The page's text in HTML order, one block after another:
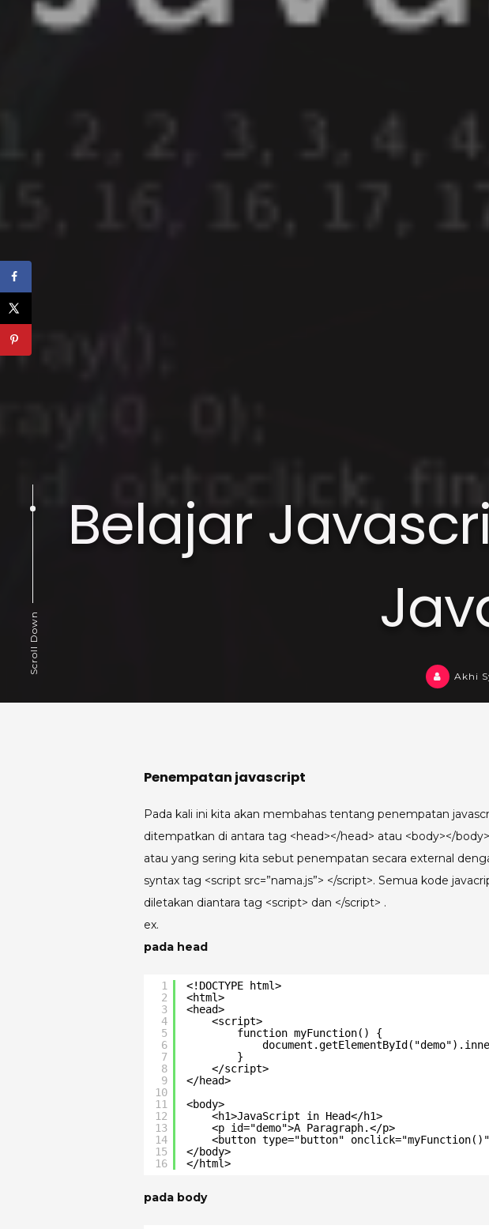
Belajar
Akhi
Scroll Down
Penempatan javascript
Pada kali ini kita akan membahas tentang penempatan
ditempatkan di antara tag <head></head> atau <body></
atau yang sering kita sebut penempatan secara external
syntax tag <script src=”nama.js”> </script>. Semua kode
diletakan diantara tag <script> dan </script> .
ex.
pada head
1
2
3
4
5
6
7
8
9
10
11
12
13
14
15
16
<!DOCTYPE html>
<html>
<head>
<script>
function myFunction() {
}
</script>
</head>
<body>
<h1>JavaScript in Head</h1>
<p id="demo">A Paragraph.</p>
<button type="button"
</body>
</html>
pada body